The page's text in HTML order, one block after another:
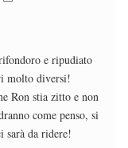
e ripudiato
molto diversi!
Ron stia zitto e non
come penso, si
sarà da ridere!